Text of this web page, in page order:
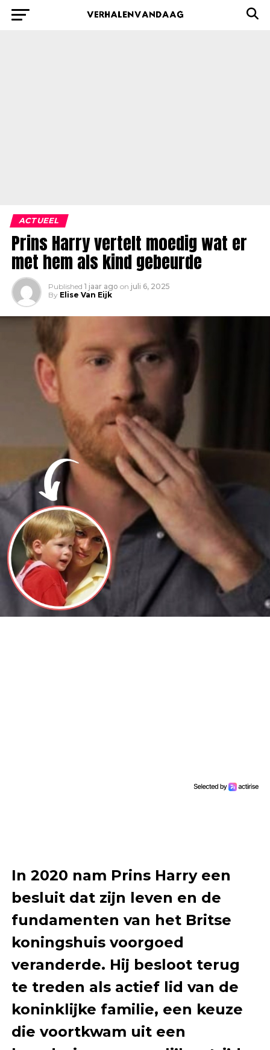
ACTUEEL
Prins Harry vertelt moedig wat er
met hem als kind gebeurde
Published 1 jaar ago on juli 6, 2025
By Elise Van Eijk
In 2020 nam Prins Harry een
besluit dat zijn leven en de
fundamenten van het Britse
koningshuis voorgoed
veranderde. Hij besloot terug
te treden als actief lid van de
koninklijke familie, een keuze
die voortkwam uit een